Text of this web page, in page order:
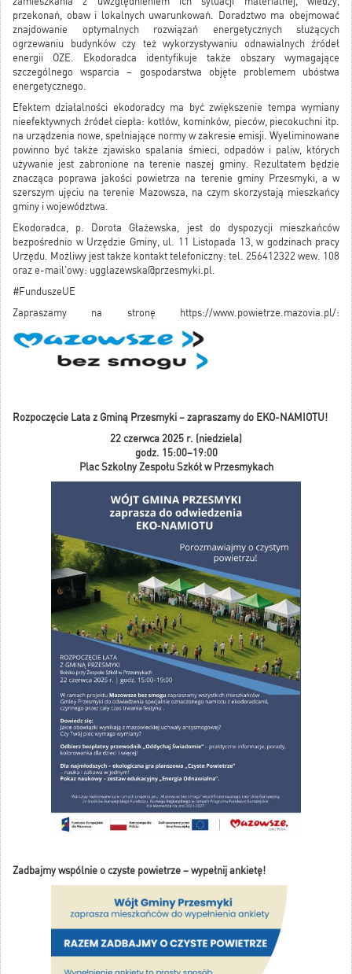
przekonań, obaw i lokalnych uwarunkowań. Doradztwo ma obejmować
znajdowanie optymalnych rozwiązań energetycznych służących
ogrzewaniu budynków czy też wykorzystywaniu odnawialnych źródeł
energii OZE. Ekodoradca identyfikuje także obszary wymagające
szczególnego wsparcia – gospodarstwa objęte problemem ubóstwa
energetycznego.
Efektem działalności ekodoradcy ma być zwiększenie tempa wymiany
nieefektywnych źródeł ciepła: kotłów, kominków, pieców, piecokuchni itp.
na urządzenia nowe, spełniające normy w zakresie emisji. Wyeliminowane
powinno być także zjawisko spalania śmieci, odpadów i paliw, których
używanie jest zabronione na terenie naszej gminy. Rezultatem będzie
znacząca poprawa jakości powietrza na terenie gminy Przesmyki, a w
szerszym ujęciu na terenie Mazowsza, na czym skorzystają mieszkańcy
gminy i województwa.
Ekodoradca, p. Dorota Głażewska, jest do dyspozycji mieszkańców
bezpośrednio w Urzędzie Gminy, ul. 11 Listopada 13, w godzinach pracy
Urzędu. Możliwy jest także kontakt telefoniczny: tel. 256412322 wew. 108
oraz e-mail'owy: ugglazewska@przesmyki.pl.
#FunduszeUE
Zapraszamy na stronę https://www.powietrze.mazovia.pl/:
Rozpoczęcie Lata z Gminą Przesmyki – zapraszamy do EKO-NAMIOTU!
22 czerwca 2025 r. (niedziela)
godz. 15:00–19:00
Plac Szkolny Zespołu Szkół w Przesmykach
Zadbajmy wspólnie o czyste powietrze – wypełnij ankietę!